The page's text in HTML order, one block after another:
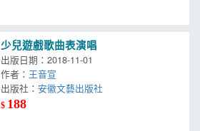
少兒遊戲歌曲表演唱
出版日期：2018-11-01
作者： 王音宣
出版社：安徽文藝出版社
$ 188